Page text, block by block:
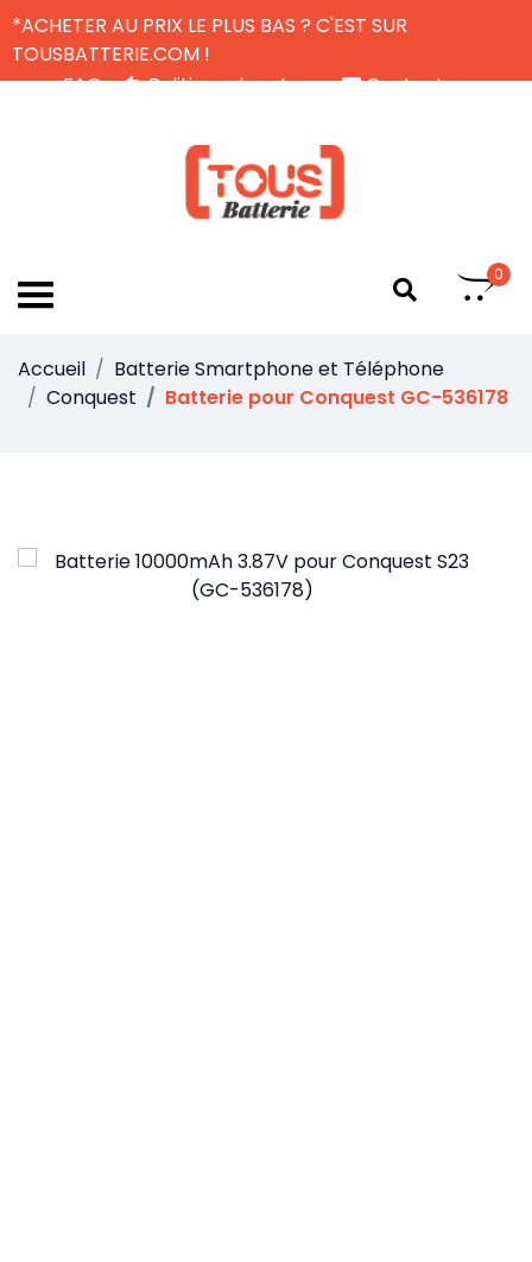
*ACHETER AU PRIX LE PLUS BAS ? C'EST SUR
TOUSBATTERIE.COM !
FAQ
Politique de retour
Contactez-nous
0
Accueil
Batterie Smartphone et Téléphone
Conquest
Batterie pour Conquest GC-536178